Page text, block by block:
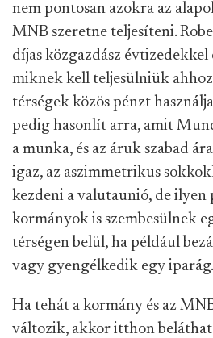
nem pontosan azokra az
MNB szeretne teljesíteni.
díjas közgazdász
miknek kell teljesülniük
térségek közös pénzt
pedig hasonlít arra, amit
a munka, és az áruk szabad
igaz, az aszimmetrikus
kezdeni a valutaunió, de ilyen
kormányok is szembesülnek
térségen belül, ha például
vagy gyengélkedik egy iparág.
Ha tehát a kormány és az
változik, akkor itthon